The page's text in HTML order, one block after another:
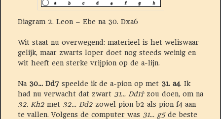
Diagram 2. Leon – Ebe na 30. Dxa6
Wit staat nu overwegend: materieel is het weliswaar
gelijk, maar zwarts loper doet nog steeds weinig en
wit heeft een sterke vrijpion op de a-lijn.
Na 30… Dd7speelde ik de a-pion op met 31. a4. Ik
had nu verwacht dat zwart 31… Dd1†zou doen, om na
32. Kh2met 32… Dd2zowel pion b2 als pion f4 aan
te vallen. Volgens de computer was 31… g5de beste